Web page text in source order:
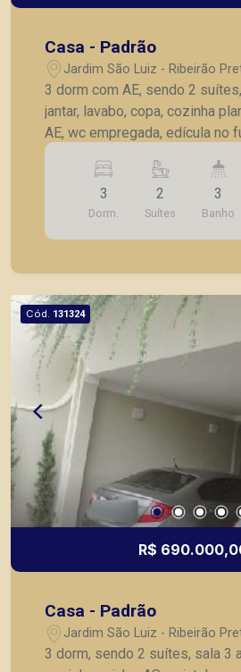
Casa - Padrão
Jardim São Luiz - Ribeirão
3 dorm com AE, sendo 2
jantar, lavabo, copa, cozinha
AE, wc empregada, edícula no
livros), 5 vagas garagem.
3
Dorm.
2
Suítes
3
Banho
Cód. 131324
R$
Casa - Padrão
Jardim São Luiz - Ribeirão
3 dorm, sendo 2 suítes, sala 3